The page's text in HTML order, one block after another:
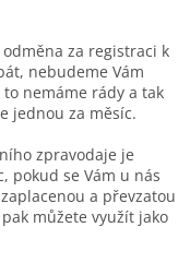
za registraci k
nebudeme Vám
nemáme rády a tak
jednou za měsíc.
zpravodaje je
pokud se Vám u nás
a převzatou
můžete využít jako